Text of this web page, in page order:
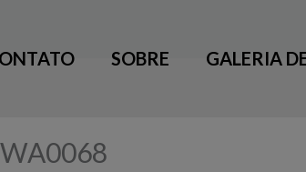
SOBRE GALERIA